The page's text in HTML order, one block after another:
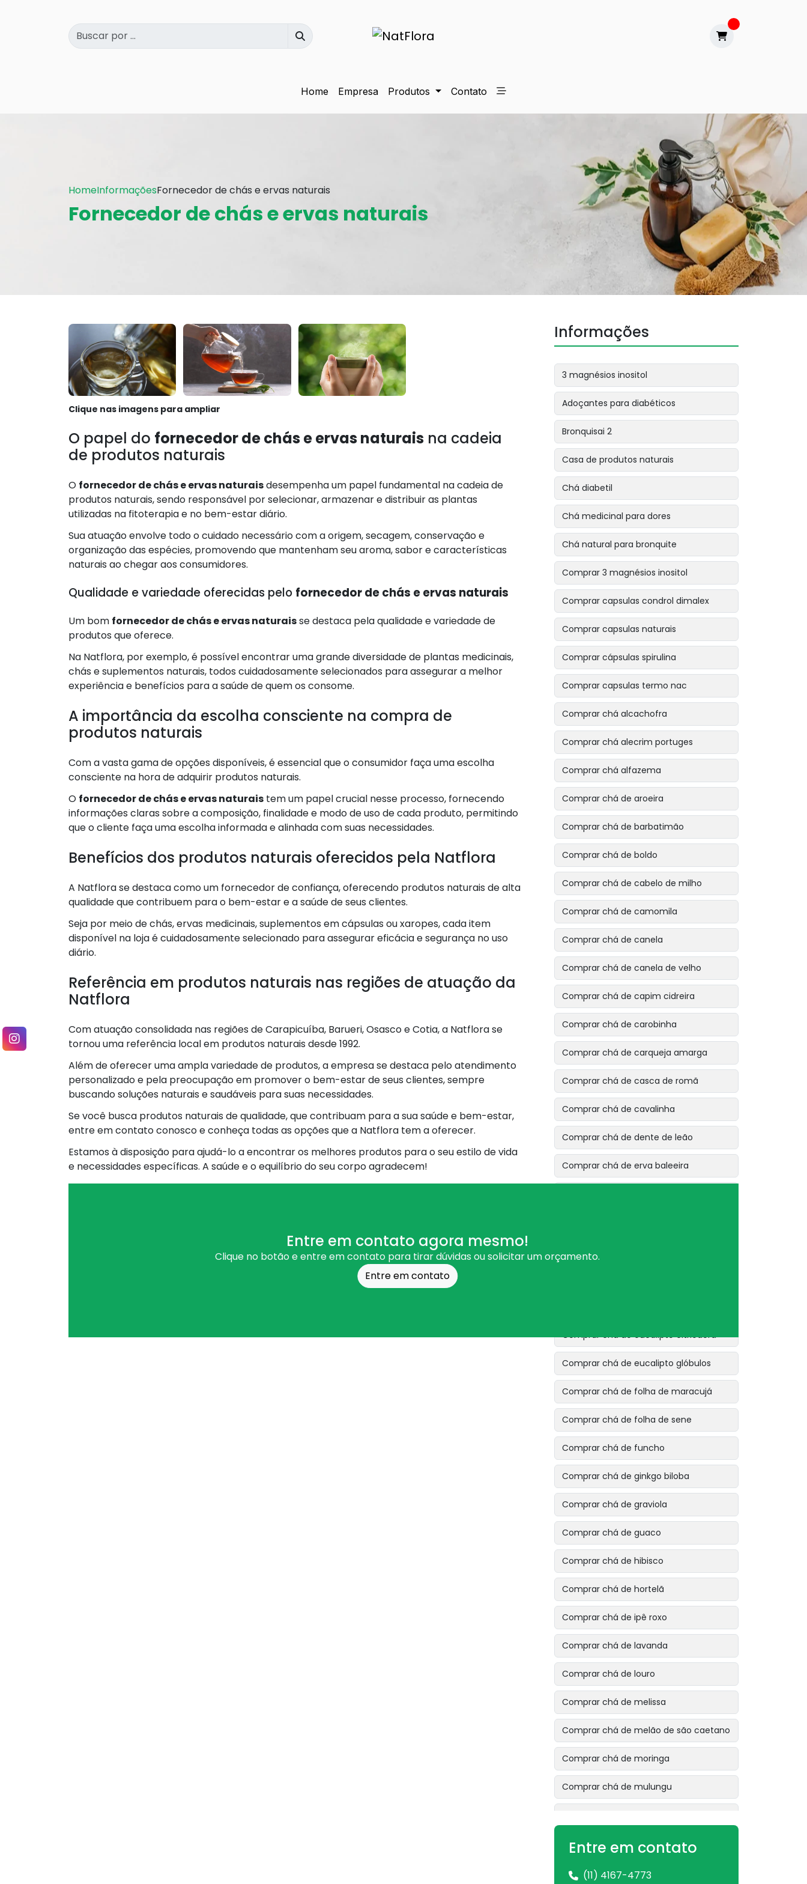
Home Empresa Produtos Contato
HomeInformaçõesFornecedor de chás e ervas naturais
Fornecedor de chás e ervas naturais
Clique nas imagens para ampliar
O papel do fornecedor de chás e ervas naturais na cadeia
de produtos naturais
O fornecedor de chás e ervas naturaisdesempenha um papel fundamental na cadeia de
produtos naturais, sendo responsável por selecionar, armazenar e distribuir as plantas
utilizadas na fitoterapia e no bem-estar diário.
Sua atuação envolve todo o cuidado necessário com a origem, secagem, conservação e
organização das espécies, promovendo que mantenham seu aroma, sabor e características
naturais ao chegar aos consumidores.
Qualidade e variedade oferecidas pelo fornecedor de chás e ervas naturais
Um bom fornecedor de chás e ervas naturaisse destaca pela qualidade e variedade de
produtos que oferece.
Na Natflora, por exemplo, é possível encontrar uma grande diversidade de plantas medicinais,
chás e suplementos naturais, todos cuidadosamente selecionados para assegurar a melhor
experiência e benefícios para a saúde de quem os consome.
A importância da escolha consciente na compra de
produtos naturais
Com a vasta gama de opções disponíveis, é essencial que o consumidor faça uma escolha
consciente na hora de adquirir produtos naturais.
O fornecedor de chás e ervas naturais tem um papel crucial nesse processo, fornecendo
informações claras sobre a composição, finalidade e modo de uso de cada produto, permitindo
que o cliente faça uma escolha informada e alinhada com suas necessidades.
Benefícios dos produtos naturais oferecidos pela Natflora
A Natflora se destaca como um fornecedor de confiança, oferecendo produtos naturais de alta
qualidade que contribuem para o bem-estar e a saúde de seus clientes.
Seja por meio de chás, ervas medicinais, suplementos em cápsulas ou xaropes, cada item
disponível na loja é cuidadosamente selecionado para assegurar eficácia e segurança no uso
diário.
Referência em produtos naturais nas regiões de atuação da
Natflora
Com atuação consolidada nas regiões de Carapicuíba, Barueri, Osasco e Cotia, a Natflora se
tornou uma referência local em produtos naturais desde 1992.
Além de oferecer uma ampla variedade de produtos, a empresa se destaca pelo atendimento
personalizado e pela preocupação em promover o bem-estar de seus clientes, sempre
buscando soluções naturais e saudáveis para suas necessidades.
Se você busca produtos naturais de qualidade, que contribuam para a sua saúde e bem-estar,
entre em contato conosco e conheça todas as opções que a Natflora tem a oferecer.
Estamos à disposição para ajudá-lo a encontrar os melhores produtos para o seu estilo de vida
e necessidades específicas. A saúde e o equilíbrio do seu corpo agradecem!
Entre em contato agora mesmo!
Clique no botão e entre em contato para tirar dúvidas ou solicitar um orçamento.
Entre em contato
Informações
3 magnésios inositol
Adoçantes para diabéticos
Bronquisai 2
Casa de produtos naturais
Chá diabetil
Chá medicinal para dores
Chá natural para bronquite
Comprar 3 magnésios inositol
Comprar capsulas condrol dimalex
Comprar capsulas naturais
Comprar cápsulas spirulina
Comprar capsulas termo nac
Comprar chá alcachofra
Comprar chá alecrim portuges
Comprar chá alfazema
Comprar chá de aroeira
Comprar chá de barbatimão
Comprar chá de boldo
Comprar chá de cabelo de milho
Comprar chá de camomila
Comprar chá de canela
Comprar chá de canela de velho
Comprar chá de capim cidreira
Comprar chá de carobinha
Comprar chá de carqueja amarga
Comprar chá de casca de romã
Comprar chá de cavalinha
Comprar chá de dente de leão
Comprar chá de erva baleeira
Comprar chá de erva de são joão
Comprar chá de eucalipto citriodora
Comprar chá de eucalipto glóbulos
Comprar chá de folha de maracujá
Comprar chá de folha de sene
Comprar chá de funcho
Comprar chá de ginkgo biloba
Comprar chá de graviola
Comprar chá de guaco
Comprar chá de hibisco
Comprar chá de hortelã
Comprar chá de ipê roxo
Comprar chá de lavanda
Comprar chá de louro
Comprar chá de melissa
Comprar chá de melão de são caetano
Comprar chá de moringa
Comprar chá de mulungu
Comprar chá de pata de vaca
Comprar chá de pau tenente
Entre em contato
(11) 4167-4773